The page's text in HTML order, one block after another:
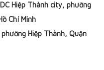
Hiệp Thành city, phường
Chí Minh
Hiệp Thành, Quận